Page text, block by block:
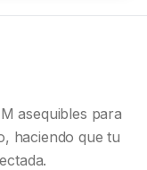
asequibles para
haciendo que tu